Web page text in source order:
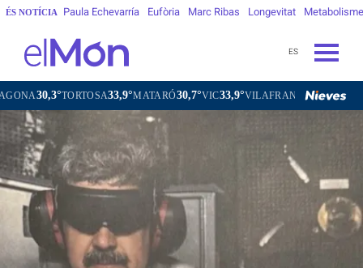
ÉS NOTÍCIA Paula Echevarría Eufòria Marc Ribas Longevitat Metabolisme
ES
33,9°MATARÓ30,7°VIC33,9°VILAFRANCA DEL PENEDÈS 30,5°